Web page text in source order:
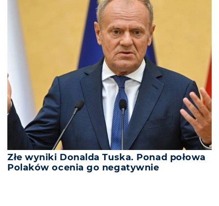
Złe wyniki Donalda Tuska. Ponad połowa
Polaków ocenia go negatywnie